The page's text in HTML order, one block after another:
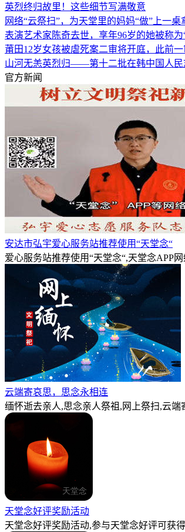
英烈终归故里！这些细节写满敬意
网络“云祭扫”，为天堂里的妈妈“做”上一桌
表演艺术家陈奇去世，享年96岁的她被称为
莆田12岁女孩被虐死案二审将开庭，此前一
山河无恙英烈归——第十二批在韩中国人民
官方新闻
安达市弘宇爱心服务站推荐使用“天堂念“
爱心服务站推荐使用“天堂念“,天堂念APP
云端寄哀思，思念永相连
缅怀逝去亲人,思念亲人祭祖,网上祭扫,云
天堂念好评奖励活动
天堂念好评奖励活动,参与天堂念好评可获